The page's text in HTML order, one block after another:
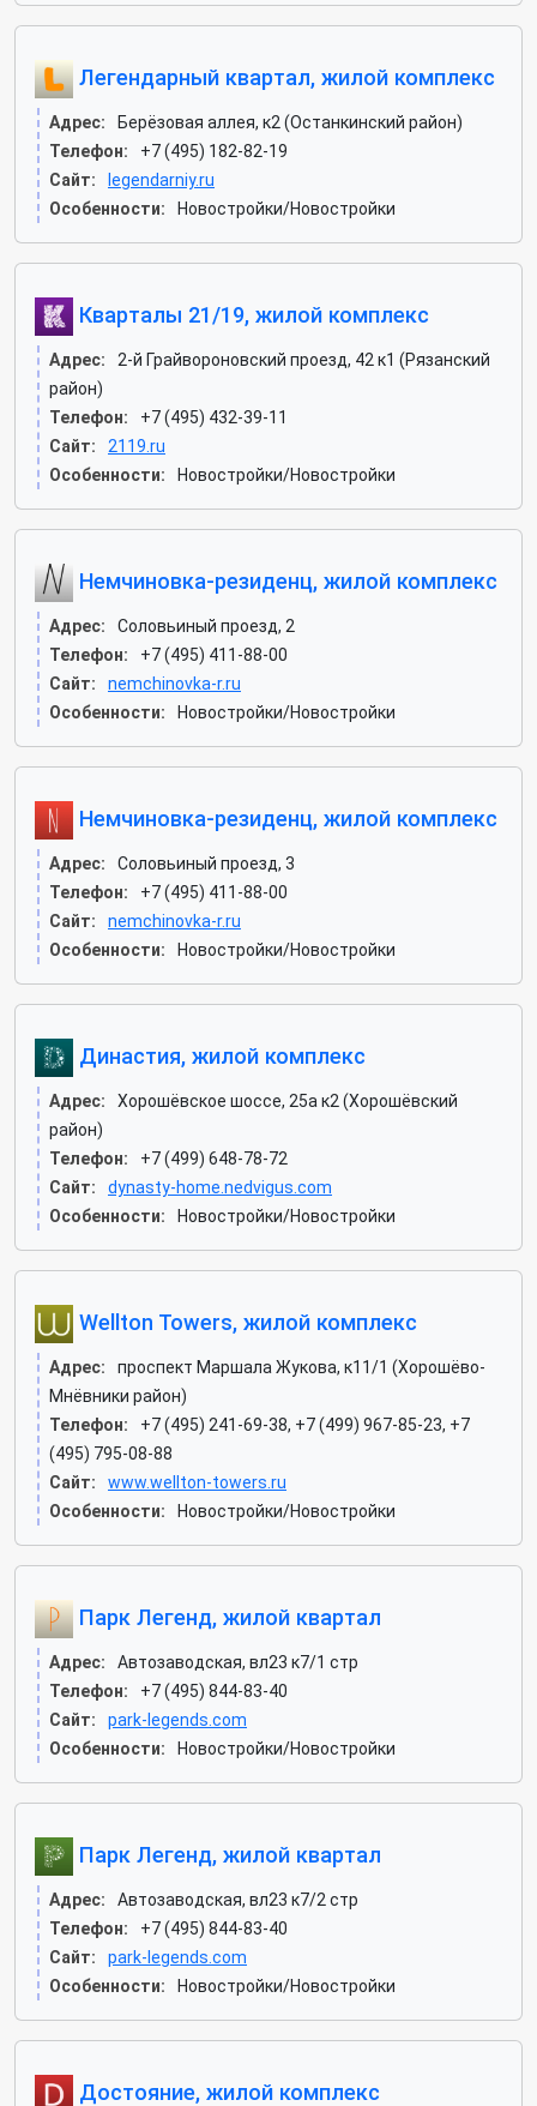
Легендарный квартал, жилой комплекс
Адрес:
Берёзовая аллея, к2 (Останкинский район)
Телефон:
+7 (495) 182-82-19
Сайт:
legendarniy.ru
Особенности:
Новостройки/Новостройки
Кварталы 21/19, жилой комплекс
Адрес:
2-й Грайвороновский проезд, 42 к1 (Рязанский
район)
Телефон:
+7 (495) 432-39-11
Сайт:
2119.ru
Особенности:
Новостройки/Новостройки
Немчиновка-резиденц, жилой комплекс
Адрес:
Соловьиный проезд, 2
Телефон:
+7 (495) 411-88-00
Сайт:
nemchinovka-r.ru
Особенности:
Новостройки/Новостройки
Немчиновка-резиденц, жилой комплекс
Адрес:
Соловьиный проезд, 3
Телефон:
+7 (495) 411-88-00
Сайт:
nemchinovka-r.ru
Особенности:
Новостройки/Новостройки
Династия, жилой комплекс
Адрес:
Хорошёвское шоссе, 25а к2 (Хорошёвский
район)
Телефон:
+7 (499) 648-78-72
Сайт:
dynasty-home.nedvigus.com
Особенности:
Новостройки/Новостройки
Wellton Towers, жилой комплекс
Адрес:
проспект Маршала Жукова, к11/1 (Хорошёво-
Мнёвники район)
Телефон:
+7 (495) 241-69-38, +7 (499) 967-85-23, +7
(495) 795-08-88
Сайт:
www.wellton-towers.ru
Особенности:
Новостройки/Новостройки
Парк Легенд, жилой квартал
Адрес:
Автозаводская, вл23 к7/1 стр
Телефон:
+7 (495) 844-83-40
Сайт:
park-legends.com
Особенности:
Новостройки/Новостройки
Парк Легенд, жилой квартал
Адрес:
Автозаводская, вл23 к7/2 стр
Телефон:
+7 (495) 844-83-40
Сайт:
park-legends.com
Особенности:
Новостройки/Новостройки
Достояние, жилой комплекс